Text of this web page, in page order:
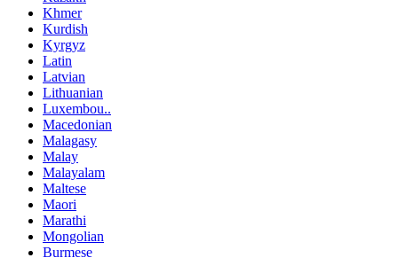
Khmer
Kurdish
Kyrgyz
Latin
Latvian
Lithuanian
Luxembou..
Macedonian
Malagasy
Malay
Malayalam
Maltese
Maori
Marathi
Mongolian
Burmese